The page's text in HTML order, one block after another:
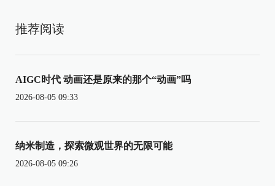
推荐阅读
AIGC时代 动画还是原来的那个“动画”吗
2026-08-05 09:33
纳米制造，探索微观世界的无限可能
2026-08-05 09:26